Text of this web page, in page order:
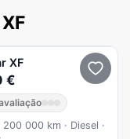
XF
€
200 000 km · Diesel ·